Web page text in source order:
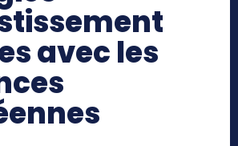
avec les